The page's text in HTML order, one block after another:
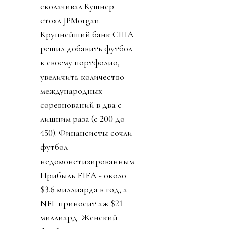
сколачивал Кушнер
стоял JPMorgan.
Крупнейший банк США
решил добавить футбол
к своему портфолио,
увеличить количество
международных
соревнований в два с
лишним раза (с 200 до
450). Финансисты сочли
футбол
недомонетизированным.
Прибыль FIFA - около
$3.6 миллиарда в год, а
NFL приносит аж $21
миллиард. Женский